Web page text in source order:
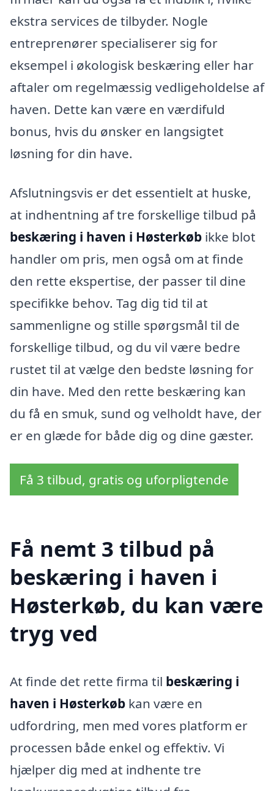
ekstra services de tilbyder. Nogle
entreprenører specialiserer sig for
eksempel i økologisk beskæring eller har
aftaler om regelmæssig vedligeholdelse af
haven. Dette kan være en værdifuld
bonus, hvis du ønsker en langsigtet
løsning for din have.
Afslutningsvis er det essentielt at huske,
at indhentning af tre forskellige tilbud på
beskæring i haven i Høsterkøb ikke blot
handler om pris, men også om at finde
den rette ekspertise, der passer til dine
specifikke behov. Tag dig tid til at
sammenligne og stille spørgsmål til de
forskellige tilbud, og du vil være bedre
rustet til at vælge den bedste løsning for
din have. Med den rette beskæring kan
du få en smuk, sund og velholdt have, der
er en glæde for både dig og dine gæster.
Få 3 tilbud, gratis og uforpligtende
Få nemt 3 tilbud på
beskæring i haven i
Høsterkøb, du kan være
tryg ved
At finde det rette firma til beskæring i
haven i Høsterkøb kan være en
udfordring, men med vores platform er
processen både enkel og effektiv. Vi
hjælper dig med at indhente tre